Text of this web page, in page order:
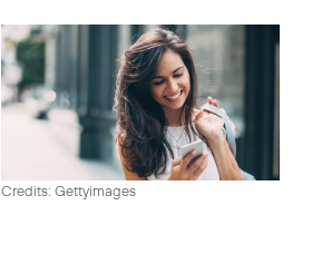
Credits: Gettyimages